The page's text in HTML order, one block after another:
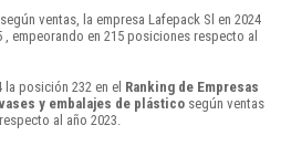
según ventas, la empresa Lafepack Sl en 2024
empeorando en 215 posiciones respecto al
la posición 232 en el Ranking de Empresas
y embalajes de plástico según ventas
al año 2023.